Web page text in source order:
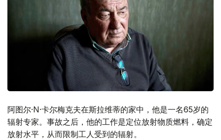
阿图尔·N·卡尔梅克夫在斯拉维蒂的家中，他是一名65岁的
辐射专家。事故之后，他的工作是定位放射物质燃料，确定
放射水平，从而限制工人受到的辐射。